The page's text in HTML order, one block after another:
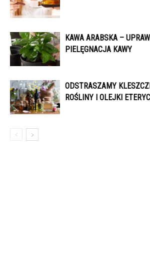
KAWA ARABSKA –
PIELĘGNACJA KAWY
ODSTRASZAMY
ROŚLINY I OLEJKI